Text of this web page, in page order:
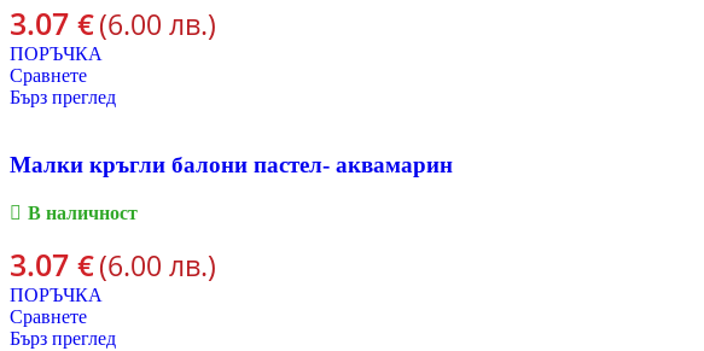
3.07 €(6.00 лв.)
ПОРЪЧКА
Сравнете
Бърз преглед
Малки кръгли балони пастел- аквамарин
В наличност
3.07 €(6.00 лв.)
ПОРЪЧКА
Сравнете
Бърз преглед